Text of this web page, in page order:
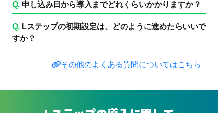
Q. 申し込み日から導入までどれくらいかかりますか？
Q. Lステップの初期設定は、どのように進めたらいいで
すか？
その他のよくある質問についてはこちら